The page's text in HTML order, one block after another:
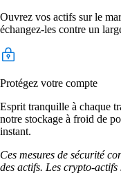
Ouvrez vos actifs sur le
échangez-les contre un
Protégez votre compte
Esprit tranquille à chaque
notre stockage à froid de
instant.
Ces mesures de sécurité
des actifs. Les crypto-